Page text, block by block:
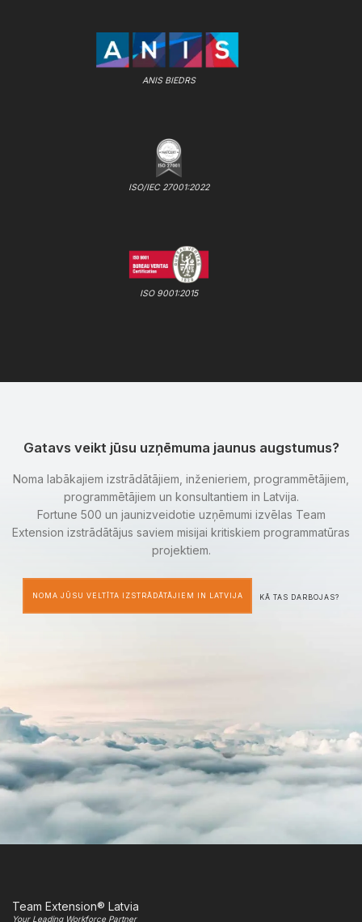
ANIS BIEDRS
ISO/IEC 27001:2022
ISO 9001:2015
Gatavs veikt jūsu uzņēmuma jaunus augstumus?
Noma labākajiem izstrādātājiem, inženieriem, programmētājiem,
programmētājiem un konsultantiem in Latvija.
Fortune 500 un jaunizveidotie uzņēmumi izvēlas Team
Extension izstrādātājus saviem misijai kritiskiem programmatūras
projektiem.
NOMA JŪSU VELTĪTA IZSTRĀDĀTĀJIEM IN LATVIJA KĀ TAS DARBOJAS?
Team Extension® Latvia
Your Leading Workforce Partner